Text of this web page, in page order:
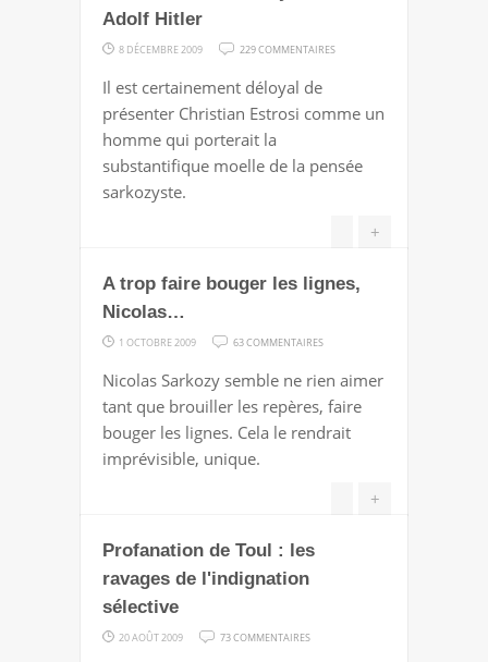
Adolf Hitler
8 DÉCEMBRE 2009 229 COMMENTAIRES
SARKOZY,
ADOLF
Il est certainement déloyal de
présenter Christian Estrosi comme un
homme qui porterait la
substantifique moelle de la pensée
sarkozyste.
+
A trop faire bouger les lignes,
Nicolas…
1 OCTOBRE 2009 63 COMMENTAIRES
TROP
FAIRE
BOUGER
Nicolas Sarkozy semble ne rien aimer
tant que brouiller les repères, faire
bouger les lignes. Cela le rendrait
imprévisible, unique.
+
Profanation de Toul : les
ravages de l'indignation
sélective
20 AOÛT 2009 73 COMMENTAIRES